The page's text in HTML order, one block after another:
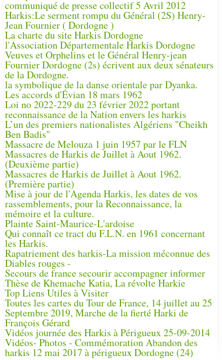
communiqué de presse collectif 5 Avril 2012
Harkis:Le serment rompu du Général (2S) Henry-
Jean Fournier ( Dordogne )
La charte du site Harkis Dordogne
l'Association Départementale Harkis Dordogne
Veuves et Orphelins et le Général Henry-jean
Fournier Dordogne (2s) écrivent aux deux sénateurs
de la Dordogne.
la symbolique de la danse orientale par Dyanka.
Les accords d'Évian 18 mars 1962
Loi no 2022-229 du 23 février 2022 portant
reconnaissance de la Nation envers les harkis
L’un des premiers nationalistes Algériens "Cheikh
Ben Badis"
Massacre de Melouza 1 juin 1957 par le FLN
Massacres de Harkis de Juillet à Aout 1962.
(Deuxième partie)
Massacres de Harkis de Juillet à Aout 1962.
(Première partie)
Mise à jour de l'Agenda Harkis, les dates de vos
rassemblements, pour la Reconnaissance, la
mémoire et la culture.
Plainte Saint-Maurice-L'ardoise
Qui connaît ce tract du F.L.N. en 1961 concernant
les Harkis.
Rapatriement des harkis-La mission méconnue des
Diables rouges -
Secours de france secourir accompagner informer
Thèse de Khemache Katia, La révolte Harkie
Top Liens Utiles à Visiter
Toutes les cartes du Tour de France, 14 juillet au 25
Septembre 2019, Marche de la fierté Harki de
François Gérard
Vidéos journée des Harkis à Périgueux 25-09-2014
Vidéos- Photos - Commémoration Abandon des
harkis 12 mai 2017 à périgueux Dordogne (24)